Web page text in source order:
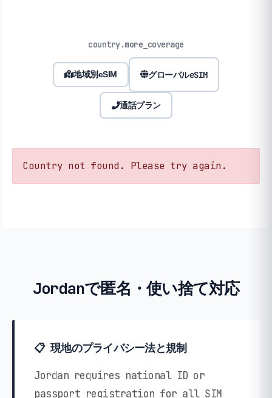
country.more_coverage
地域別eSIM グローバルeSIM
通話プラン
Country not found. Please try again.
Jordanで匿名・使い捨て対応
📋 現地のプライバシー法と規制
Jordan requires national ID or
passport registration for all SIM